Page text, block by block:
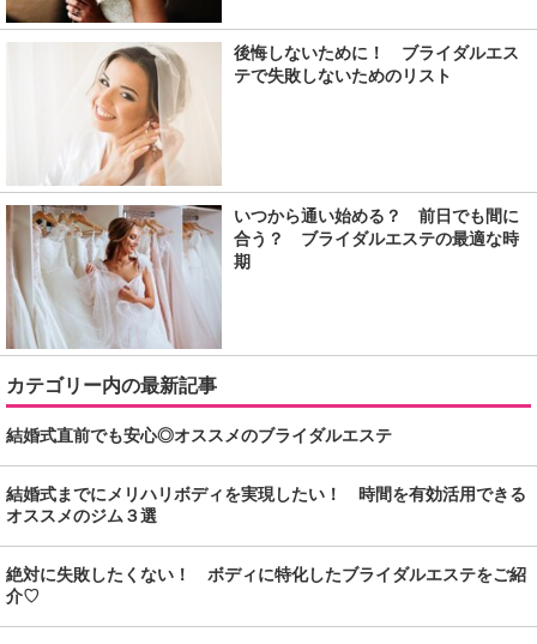
後悔しないために！ ブライダルエス
テで失敗しないためのリスト
いつから通い始める？ 前日でも間に
合う？ ブライダルエステの最適な時
期
カテゴリー内の最新記事
結婚式直前でも安心◎オススメのブライダルエステ
結婚式までにメリハリボディを実現したい！ 時間を有効活用できる
オススメのジム３選
絶対に失敗したくない！ ボディに特化したブライダルエステをご紹
介♡